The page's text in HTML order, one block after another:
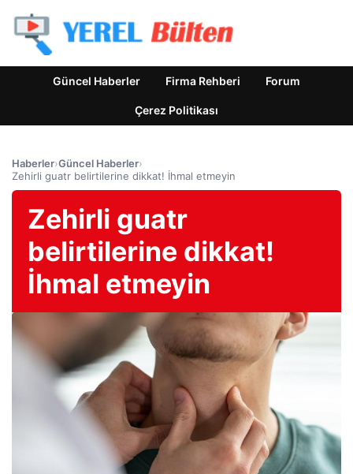
Güncel Haberler Firma Rehberi Forum
Çerez Politikası
Haberler›Güncel Haberler›
Zehirli guatr belirtilerine dikkat! İhmal etmeyin
Zehirli guatr
belirtilerine dikkat!
İhmal etmeyin